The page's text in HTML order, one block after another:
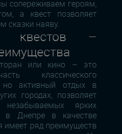
сопереживаем героям,
а квест позволяет
сказки наяву.
квестов –
или кино – это
классического
но активный отдых в
городах, позволяет
ярких
в Днепре в качестве
имеет ряд преимуществ